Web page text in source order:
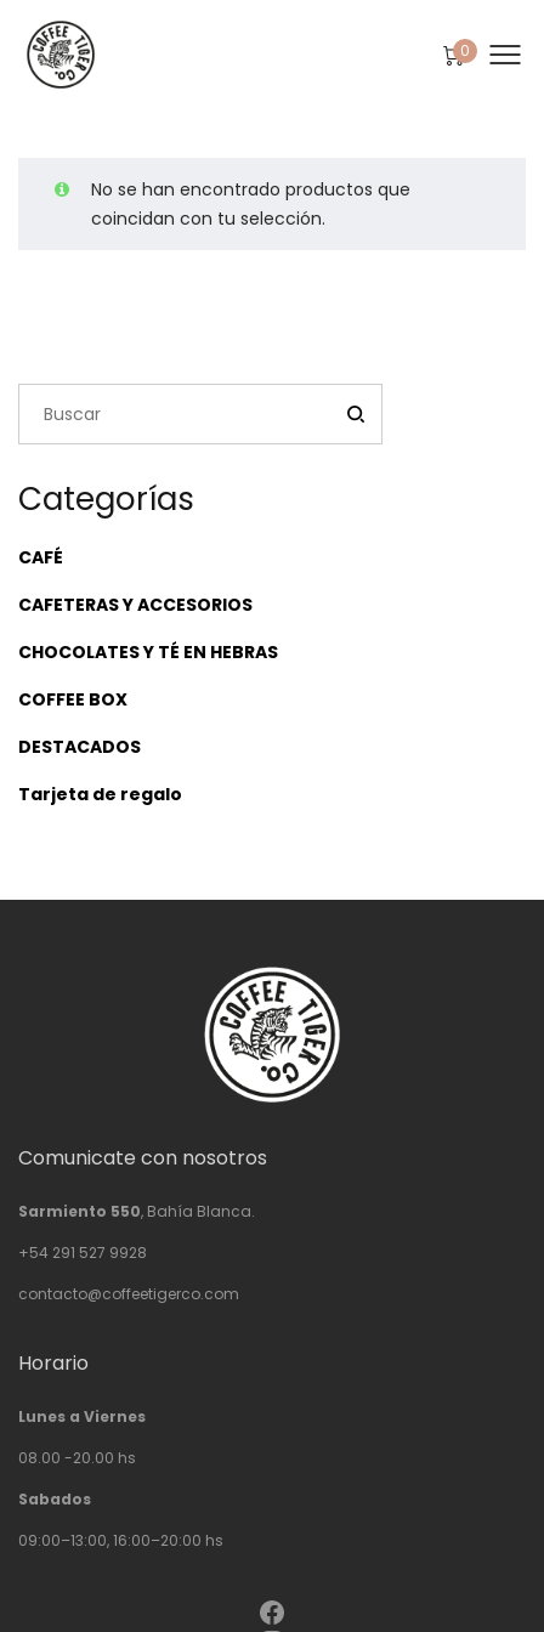
0
No se han encontrado productos que
coincidan con tu selección.
Categorías
CAFÉ
CAFETERAS Y ACCESORIOS
CHOCOLATES Y TÉ EN HEBRAS
COFFEE BOX
DESTACADOS
Tarjeta de regalo
Comunicate con nosotros
Sarmiento 550, Bahía Blanca.
+54 291 527 9928
contacto@coffeetigerco.com
Horario
Lunes a Viernes
08.00 -20.00 hs
Sabados
09:00–13:00, 16:00–20:00 hs
Facebook